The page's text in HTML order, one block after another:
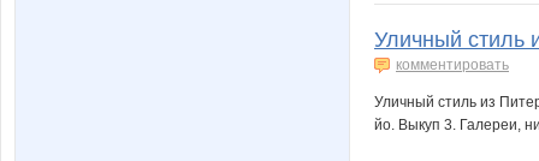
Уличный стиль
комментировать
Уличный стиль из
йо. Выкуп 3. Галереи,